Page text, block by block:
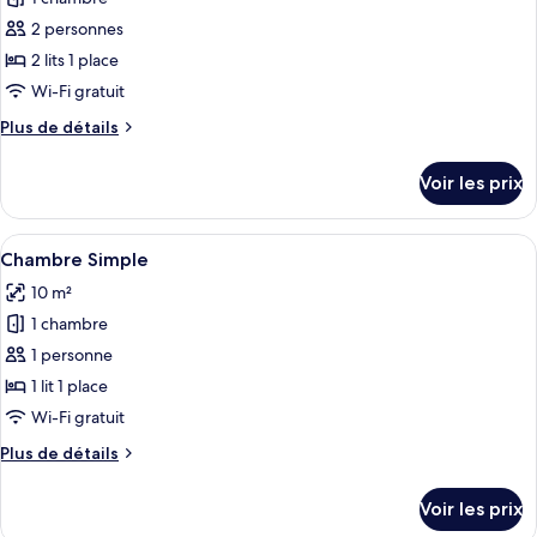
pour
ce
type
chambre :
lits
jumeaux
2 personnes
2 lits 1 place
Wi-Fi gratuit
Plus de détails
Plus
le
type
de
Chambre
avec
lits
jumeaux
Voir les prix
Afficher
toutes
les
photos
pour
ce
type
chambre :
Une chambre d’hôtel avec un lit, une
7
Chambre Simple
10 m²
1 chambre
1 personne
1 lit 1 place
Wi-Fi gratuit
Plus de détails
Plus
Voir les prix